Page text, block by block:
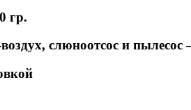
гр.
воздух, слюноотсос и